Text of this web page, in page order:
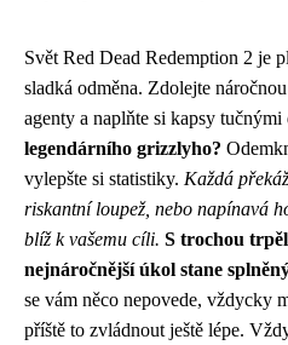
Svět Red Dead Redemption 2 je
sladká odměna. Zdolejte
agenty a naplňte si kapsy tučnými
legendárního grizzlyho?
vylepšte si statistiky. Každá
riskantní loupež, nebo napínavá
blíž k vašemu cíli. S trochou
nejnáročnější úkol stane
se vám něco nepovede, vždycky
příště to zvládnout ještě lépe.